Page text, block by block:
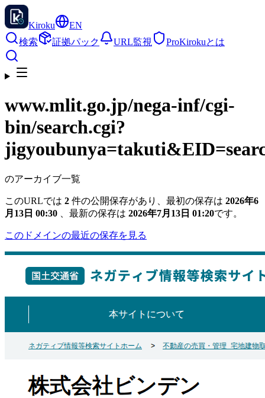
Kiroku
EN
検索
証拠パック URL監視 ProKirokuとは
www.mlit.go.jp/nega-inf/cgi-
bin/search.cgi?
のアーカイブ一覧
このURLでは 2 件の公開保存があり、最初の保存は 2026年6
月13日 00:30
、最新の保存は 2026年7月13日 01:20です。
このドメインの最近の保存を見る